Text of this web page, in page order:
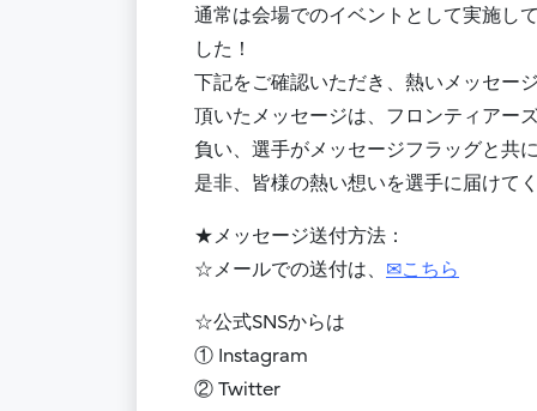
通常は会場でのイベントとして実施し
した！
下記をご確認いただき、熱いメッセー
頂いたメッセージは、フロンティアー
負い、選手がメッセージフラッグと共
是非、皆様の熱い想いを選手に届けて
★メッセージ送付方法：
☆メールでの送付は、 ✉こちら
☆公式SNSからは
① Instagram
② Twitter